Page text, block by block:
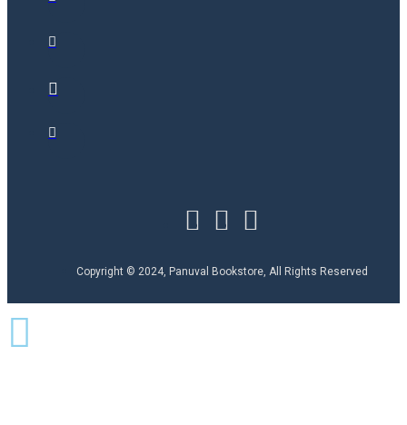
Copyright © 2024, Panuval Bookstore, All Rights Reserved